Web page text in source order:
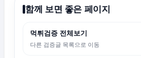
함께 보면 좋은 페이지
먹튀검증 전체보기
다른 검증글 목록으로 이동